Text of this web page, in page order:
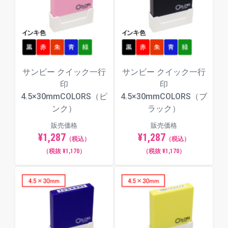
角ゴシック体
丸ゴシック体
毛筆体
サンビー クイック一行
印
4.5×30mmCOLORS（ピ
ンク）
販売価格
¥1,287 （税込）
（税抜 ¥1,170）
サンビー クイック一行
印
4.5×30mmCOLORS（ブ
ラック）
販売価格
¥1,287 （税込）
（税抜 ¥1,170）